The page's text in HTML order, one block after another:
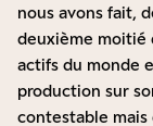
nous avons fait,
deuxième moitié
actifs du monde
production sur
contestable mais